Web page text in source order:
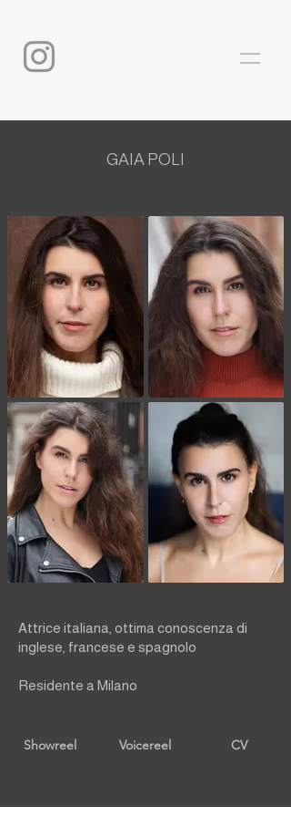
GAIA POLI
Attrice italiana, ottima conoscenza di
inglese, francese e spagnolo
Residente a Milano
Showreel Voicereel CV